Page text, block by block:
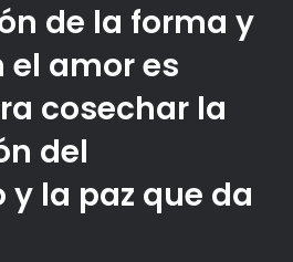
de la forma y
el amor es
cosechar la
del
la paz que da